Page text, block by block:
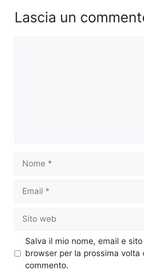
Lascia un
Nome
Email
Sito
web
Salva il mio nome, email e
browser per la prossima volta
commento.